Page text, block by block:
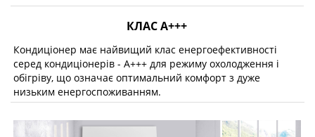
КЛАС А+++
Кондиціонер має найвищий клас енергоефективності
серед кондиціонерів - A+++ для режиму охолодження і
обігріву, що означає оптимальний комфорт з дуже
низьким енергоспоживанням.